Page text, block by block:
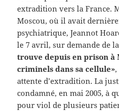
extradition vers la France.
Moscou, où il avait
psychiatrique, Jeannot
le 7 avril, sur demande de
trouve depuis en prison à
criminels dans sa cellule»
attente d’extradition. La
condamné, en mai 2005, à
pour viol de plusieurs